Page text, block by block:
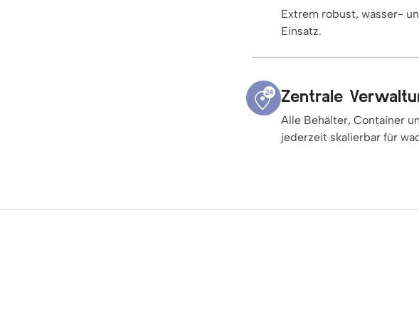
Extrem robust, wasser-
Einsatz.
Zentrale
Alle Behälter, Container
jederzeit skalierbar für